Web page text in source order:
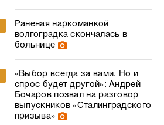
Раненая наркоманкой
волгоградка скончалась в
больнице
«Выбор всегда за вами. Но и
спрос будет другой»: Андрей
Бочаров позвал на разговор
выпускников «Сталинградского
призыва»